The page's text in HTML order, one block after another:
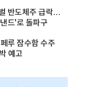
반도체주 급락…
드'로 돌파구
루 잠수함 수주
예고